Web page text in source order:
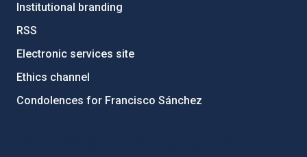
Institutional branding
RSS
Electronic services site
Ethics channel
Condolences for Francisco Sánchez